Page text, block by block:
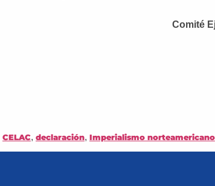
Comité
CELAC, declaración, Imperialismo norteamericano